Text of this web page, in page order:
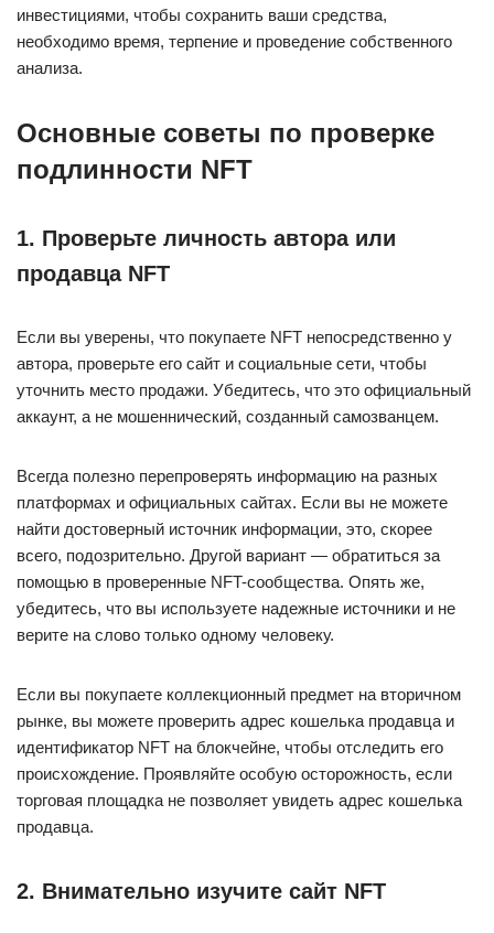
инвестициями, чтобы сохранить ваши средства,
необходимо время, терпение и проведение собственного
анализа.
Основные советы по проверке
подлинности NFT
1. Проверьте личность автора или
продавца NFT
Если вы уверены, что покупаете NFT непосредственно у
автора, проверьте его сайт и социальные сети, чтобы
уточнить место продажи. Убедитесь, что это официальный
аккаунт, а не мошеннический, созданный самозванцем.
Всегда полезно перепроверять информацию на разных
платформах и официальных сайтах. Если вы не можете
найти достоверный источник информации, это, скорее
всего, подозрительно. Другой вариант — обратиться за
помощью в проверенные NFT-сообщества. Опять же,
убедитесь, что вы используете надежные источники и не
верите на слово только одному человеку.
Если вы покупаете коллекционный предмет на вторичном
рынке, вы можете проверить адрес кошелька продавца и
идентификатор NFT на блокчейне, чтобы отследить его
происхождение. Проявляйте особую осторожность, если
торговая площадка не позволяет увидеть адрес кошелька
продавца.
2. Внимательно изучите сайт NFT